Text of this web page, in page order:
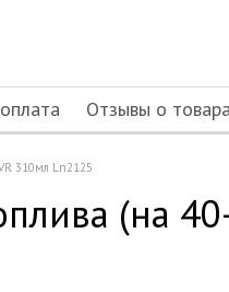
Отзывы о
310мл Ln2125
(на